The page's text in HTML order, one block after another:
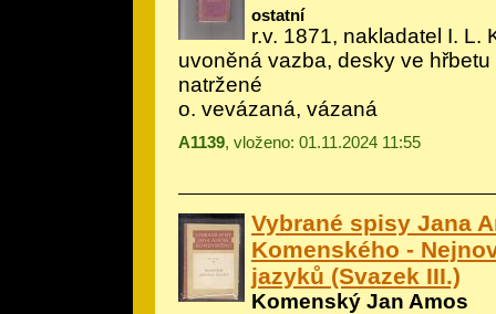
ostatní
r.v. 1871, nakladatel I. L.
uvoněná vazba, desky ve hřbetu
natržené
o. vevázaná, vázaná
A1139, vloženo: 01.11.2024 11:55
Vybrané spisy Jana
Komenského -
jazyků (Svazek III.)
Komenský Jan Amos